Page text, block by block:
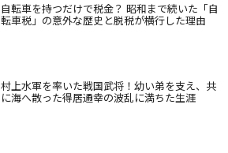
自転車を持つだけで税金？ 昭和まで続いた「自
転車税」の意外な歴史と脱税が横行した理由
村上水軍を率いた戦国武将！幼い弟を支え、共
に海へ散った得居通幸の波乱に満ちた生涯